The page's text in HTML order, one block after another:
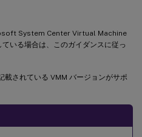
System Center Virtual Machine
いる場合は、このガイダンスに従っ
載されている VMM バージョンがサポ